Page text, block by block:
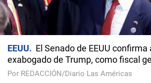
EEUU
El Senado de EEUU confirma
exabogado de Trump, como fiscal
Por REDACCIÓN/Diario Las Américas